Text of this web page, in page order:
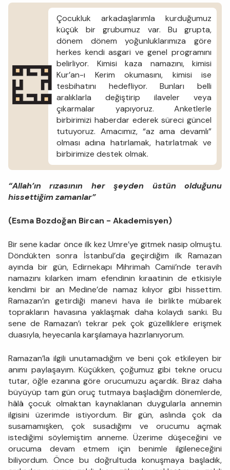
Çocukluk arkadaşlarımla kurduğumuz
küçük bir grubumuz var. Bu grupta,
dönem dönem yoğunluklarımıza göre
herkes kendi asgari ve genel programını
belirliyor. Kimisi kaza namazını, kimisi
Kur’an-ı Kerim okumasını, kimisi ise
tesbihatını hedefliyor. Bunları belli
aralıklarla değiştirip ilaveler veya
çıkarmalar yapıyoruz. Anketlerle
birbirimizi haberdar ederek süreci güncel
tutuyoruz. Amacımız, “az ama devamlı”
olması adına hatırlamak, hatırlatmak ve
birbirimize destek olmak.
“Allah’ın rızasının her şeyden üstün olduğunu
hissettiğim zamanlar”
(Esma Bozdoğan Bircan - Akademisyen)
Bir sene kadar önce ilk kez Umre’ye gitmek nasip olmuştu.
Döndükten sonra İstanbul’da geçirdiğim ilk Ramazan
ayında bir gün, Edirnekapı Mihrimah Camii’nde teravih
namazını kılarken imam efendinin kıraatinin de etkisiyle
kendimi bir an Medine’de namaz kılıyor gibi hissettim.
Ramazan’ın getirdiği manevi hava ile birlikte mübarek
toprakların havasına yaklaşmak daha kolaydı sanki. Bu
sene de Ramazan’ı tekrar pek çok güzelliklere erişmek
duasıyla, heyecanla karşılamaya hazırlanıyorum.
Ramazan’la ilgili unutamadığım ve beni çok etkileyen bir
anımı paylaşayım. Küçükken, çoğumuz gibi tekne orucu
tutar, öğle ezanına göre orucumuzu açardık. Biraz daha
büyüyüp tam gün oruç tutmaya başladığım dönemlerde,
hâlâ çocuk olmaktan kaynaklanan duygularla annemin
ilgisini üzerimde istiyordum. Bir gün, aslında çok da
susamamışken, çok susadığımı ve orucumu açmak
istediğimi söylemiştim anneme. Üzerime düşeceğini ve
orucuma devam etmem için benimle ilgileneceğini
biliyordum. Önce bu doğrultuda konuşmaya başladık,